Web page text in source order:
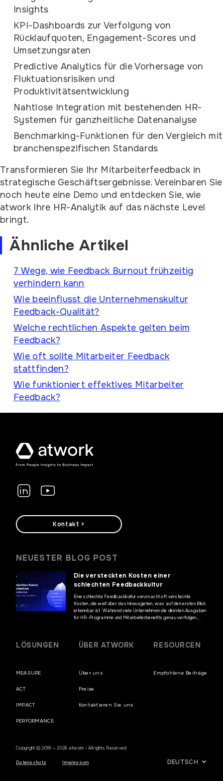
Insights
KPI-Dashboards zur Verfolgung von
Rücklaufquoten, Engagement-Scores und
Umsetzungsraten
Predictive Analytics für die Vorhersage von
Fluktuationsrisiken und
Produktivitätsentwicklung
Nahtlose Integration mit bestehenden HR-
Systemen für ganzheitliche Datenanalyse
Benchmarking-Funktionen für den Vergleich mit
branchenspezifischen Standards
Transformieren Sie Ihr Mitarbeiterfeedback in
strategische Geschäftsergebnisse. Vereinbaren Sie
noch heute eine Demo und entdecken Sie, wie
atwork Ihre HR-Analytik auf das nächste Level
bringt.
Ähnliche Artikel
7 Wege, wie Feedback Burnout frühzeitig
verhindern kann
Wie beeinflusst die Unternehmenskultur
Feedback-Qualität?
Welche rechtlichen Aspekte gelten beim
Feedback?
Wie oft sollte Mitarbeiter Feedback
stattfinden?
Wie funktioniert effektives Mitarbeiter
Feedback?
Kontakt >
NEUESTER BLOG POST
Die versteckten Kosten einer
schlechten Feedbackkultur
Eine schlechte Feedbackkultur verursacht oft versteckte
Kosten, die weit über das hinausgehen, was auf den ersten Blick
erkennbar ist. Während viele Unternehmen die direkten Ausgaben
für HR-Programme und Mitarbeiterbenefits genau verfolgen,
die Geschäftsergebnisse haben und die […]
LÖSUNGEN
MEASURE
ACT
IMPACT
PERFORMANCE
ÜBER ATWORK
Über uns
Preise
Kontaktieren Sie uns
RESOURCEN
Empfohlene Beiträge
Copyright © 2018 — 2026 atwork - All rights Reserved
Datenschutz Impressum DEUTSCH